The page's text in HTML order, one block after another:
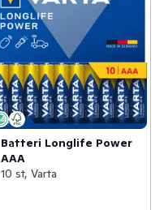
Batteri Longlife Power
AAA
10 st, Varta